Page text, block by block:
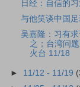
日经：自信的
与他笑谈中国
吴嘉隆：习有
之；台湾问
火台 11/18
► 11/12 - 11/19